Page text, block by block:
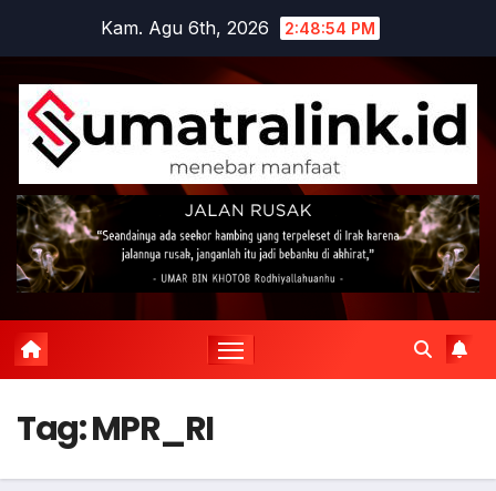
content
Kam. Agu 6th, 2026 2:48:54 PM
Tag:MPR_RI